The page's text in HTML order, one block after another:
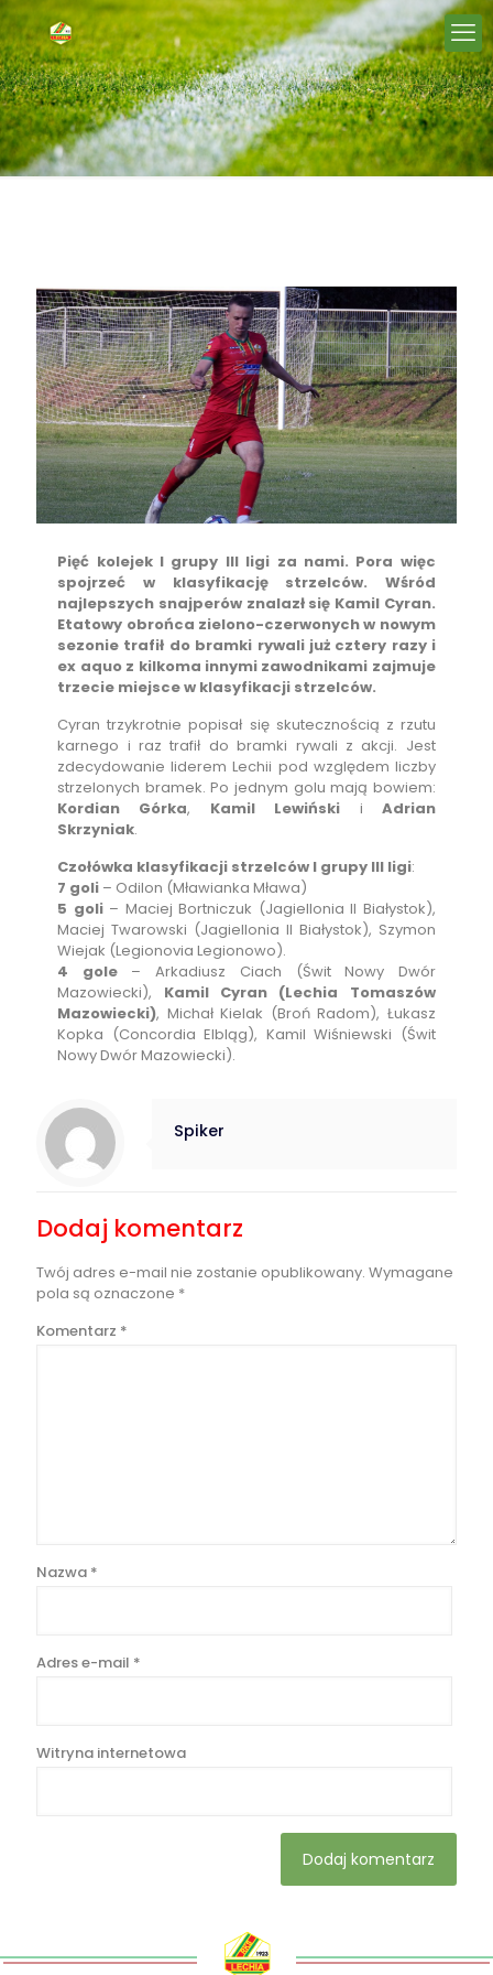
Pięć kolejek I grupy III ligi za nami. Pora więc
spojrzeć w klasyfikację strzelców. Wśród
najlepszych snajperów znalazł się Kamil Cyran.
Etatowy obrońca zielono-czerwonych w nowym
sezonie trafił do bramki rywali już cztery razy i
ex aquo z kilkoma innymi zawodnikami zajmuje
trzecie miejsce w klasyfikacji strzelców.
Cyran trzykrotnie popisał się skutecznością z rzutu
karnego i raz trafił do bramki rywali z akcji. Jest
zdecydowanie liderem Lechii pod względem liczby
strzelonych bramek. Po jednym golu mają bowiem:
Kordian Górka, Kamil Lewiński i Adrian
Skrzyniak.
Czołówka klasyfikacji strzelców I grupy III ligi:
7 goli – Odilon (Mławianka Mława)
5 goli– Maciej Bortniczuk (Jagiellonia II Białystok),
Maciej Twarowski (Jagiellonia II Białystok), Szymon
Wiejak (Legionovia Legionowo).
4 gole– Arkadiusz Ciach (Świt Nowy Dwór
Mazowiecki), Kamil Cyran (Lechia Tomaszów
Mazowiecki), Michał Kielak (Broń Radom), Łukasz
Kopka (Concordia Elbląg), Kamil Wiśniewski (Świt
Nowy Dwór Mazowiecki).
Spiker
Dodaj komentarz
Twój adres e-mail nie zostanie opublikowany. Wymagane
pola są oznaczone *
Komentarz *
Nazwa *
Adres e-mail *
Witryna internetowa